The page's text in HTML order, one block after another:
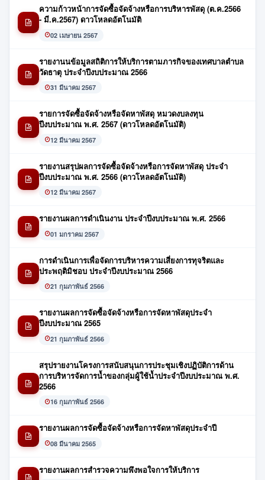
ความก้าวหน้าการจัดซื้อจัดจ้างหรือการบริหารพัสดุ (ต.ค.2566
- มี.ค.2567) ดาวโหลดอัตโนมัติ
02 เมษายน 2567
รายงานนข้อมูลสถิติการให้บริการตามภารกิจของเทศบาลตำบล
วัดธาตุ ประจำปีงบประมาณ 2566
31 มีนาคม 2567
รายการจัดซื้อจัดจ้างหรือจัดหาพัสดุ หมวดงบลงทุน
ปีงบประมาณ พ.ศ. 2567 (ดาวโหลดอัตโนมัติ)
12 มีนาคม 2567
รายงานสรุปผลการจัดซื้อจัดจ้างหรือการจัดหาพัสดุ ประจำ
ปีงบประมาณ พ.ศ. 2566 (ดาวโหลดอัตโนมัติ)
12 มีนาคม 2567
รายงานผลการดำเนินงาน ประจำปีงบประมาณ พ.ศ. 2566
01 มกราคม 2567
การดำเนินการเพื่อจัดการบริหารความเสี่ยงการทุจริตและ
ประพฤติมิชอบ ประจำปีงบประมาณ 2566
21 กุมภาพันธ์ 2566
รายงานผลการจัดซื้อจัดจ้างหรือการจัดหาพัสดุประจำ
ปีงบประมาณ 2565
21 กุมภาพันธ์ 2566
สรุปรายงานโครงการสนับสนุนการประชุมเชิงปฏิบัติการด้าน
การบริหารจัดการน้ำของกลุ่มผู้ใช้น้ำประจำปีงบประมาณ พ.ศ.
2566
16 กุมภาพันธ์ 2566
รายงานผลการจัดซื้อจัดจ้างหรือการจัดหาพัสดุประจำปี
08 มีนาคม 2565
รายงานผลการสำรวจความพึงพอใจการให้บริการ